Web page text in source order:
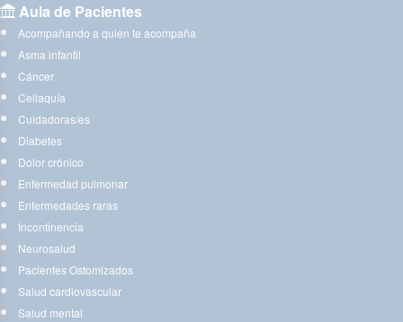
Aula de Pacientes
Acompañando a quien te acompaña
Asma infantil
Cáncer
Celiaquía
Cuidadoras/es
Diabetes
Dolor crónico
Enfermedad pulmonar
Enfermedades raras
Incontinencia
Neurosalud
Pacientes Ostomizados
Salud cardiovascular
Salud mental